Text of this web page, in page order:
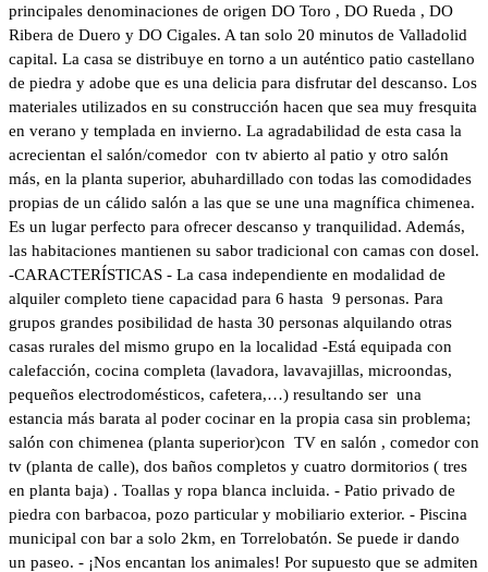
principales denominaciones de origen DO Toro , DO Rueda , DO
Ribera de Duero y DO Cigales. A tan solo 20 minutos de Valladolid
capital. La casa se distribuye en torno a un auténtico patio castellano
de piedra y adobe que es una delicia para disfrutar del descanso. Los
materiales utilizados en su construcción hacen que sea muy fresquita
en verano y templada en invierno. La agradabilidad de esta casa la
acrecientan el salón/comedor con tv abierto al patio y otro salón
más, en la planta superior, abuhardillado con todas las comodidades
propias de un cálido salón a las que se une una magnífica chimenea.
Es un lugar perfecto para ofrecer descanso y tranquilidad. Además,
las habitaciones mantienen su sabor tradicional con camas con dosel.
-CARACTERÍSTICAS - La casa independiente en modalidad de
alquiler completo tiene capacidad para 6 hasta 9 personas. Para
grupos grandes posibilidad de hasta 30 personas alquilando otras
casas rurales del mismo grupo en la localidad -Está equipada con
calefacción, cocina completa (lavadora, lavavajillas, microondas,
pequeños electrodomésticos, cafetera,…) resultando ser una
estancia más barata al poder cocinar en la propia casa sin problema;
salón con chimenea (planta superior)con TV en salón , comedor con
tv (planta de calle), dos baños completos y cuatro dormitorios ( tres
en planta baja) . Toallas y ropa blanca incluida. - Patio privado de
piedra con barbacoa, pozo particular y mobiliario exterior. - Piscina
municipal con bar a solo 2km, en Torrelobatón. Se puede ir dando
un paseo. - ¡Nos encantan los animales! Por supuesto que se admiten